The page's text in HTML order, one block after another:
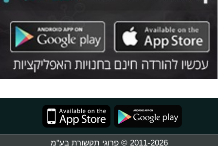
2011-2026 © פרוגי תקשורת בע"מ